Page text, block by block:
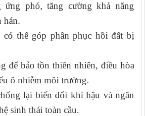
phó, tăng cường khả năng
hán.
thể góp phần phục hồi đất bị
để bảo tồn thiên nhiên, điều hòa
ô nhiễm môi trường.
lại biến đổi khí hậu và ngăn
sinh thái toàn cầu.